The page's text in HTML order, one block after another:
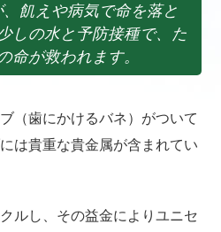
飢えや病気で命を落と
しの水と予防接種で、た
命が救われます。
（歯にかけるバネ）がついて
は貴重な貴金属が含まれてい
ルし、その益金によりユニセ